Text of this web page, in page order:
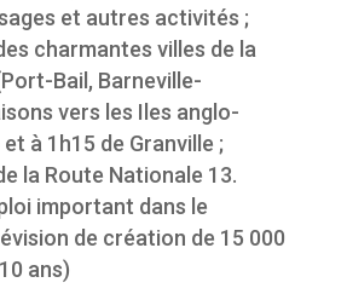
et autres activités ;
charmantes villes de la
Bail, Barneville-
vers les Iles anglo-
à 1h15 de Granville ;
la Route Nationale 13.
important dans le
de création de 15 000
ans)